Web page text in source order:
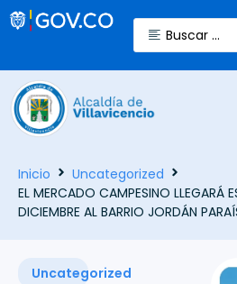
Inicio
Uncategorized
EL MERCADO CAMPESINO LLEGARÁ
DICIEMBRE AL BARRIO JORDÁN
Uncategorized